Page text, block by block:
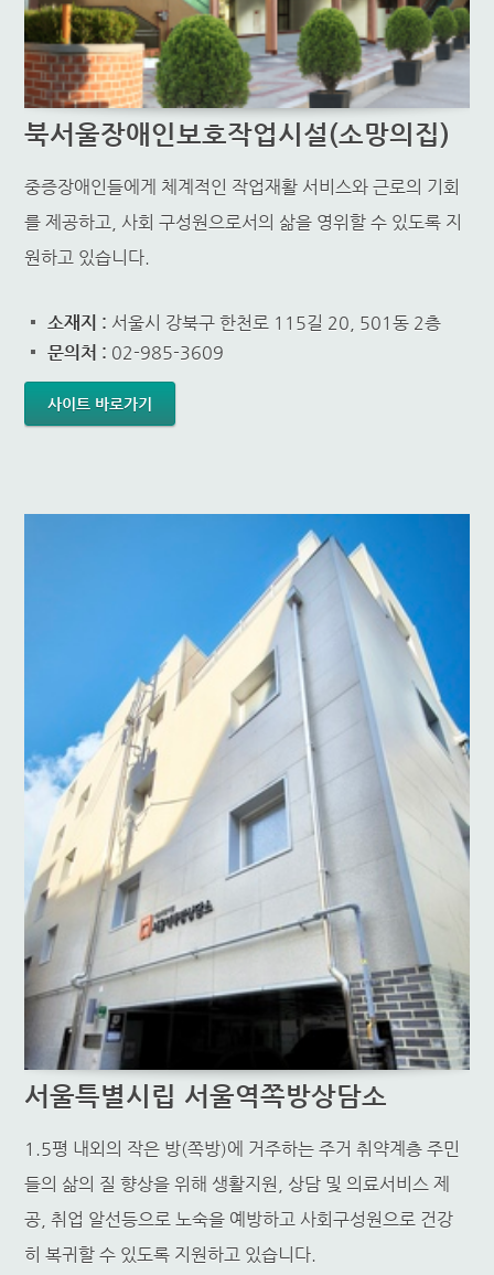
북서울장애인보호작업시설(소망의집)
중증장애인들에게 체계적인 작업재활 서비스와 근로의 기회
를 제공하고, 사회 구성원으로서의 삶을 영위할 수 있도록 지
원하고 있습니다.
소재지 : 서울시 강북구 한천로 115길 20, 501동 2층
문의처 : 02-985-3609
사이트 바로가기
서울특별시립 서울역쪽방상담소
1.5평 내외의 작은 방(쪽방)에 거주하는 주거 취약계층 주민
들의 삶의 질 향상을 위해 생활지원, 상담 및 의료서비스 제
공, 취업 알선등으로 노숙을 예방하고 사회구성원으로 건강
히 복귀할 수 있도록 지원하고 있습니다.